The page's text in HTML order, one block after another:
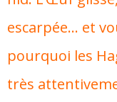
escarpée… et
pourquoi les
très